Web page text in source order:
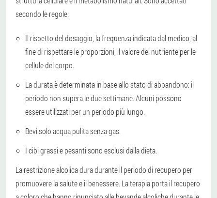
secondo le regole:
Il rispetto del dosaggio, la frequenza indicata dal medico, al
fine di rispettare le proporzioni, il valore del nutriente per le
cellule del corpo.
La durata è determinata in base allo stato di abbandono: il
periodo non supera le due settimane. Alcuni possono
essere utilizzati per un periodo più lungo.
Bevi solo acqua pulita senza gas.
I cibi grassi e pesanti sono esclusi dalla dieta.
La restrizione alcolica dura durante il periodo di recupero per
promuovere la salute e il benessere. La terapia porta il recupero